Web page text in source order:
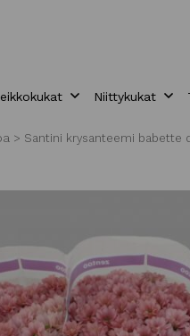
Niittykukat
> Santini krysanteemi babette